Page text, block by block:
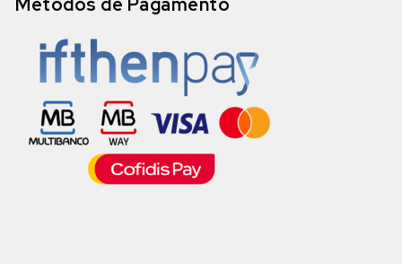
Métodos de Pagamento